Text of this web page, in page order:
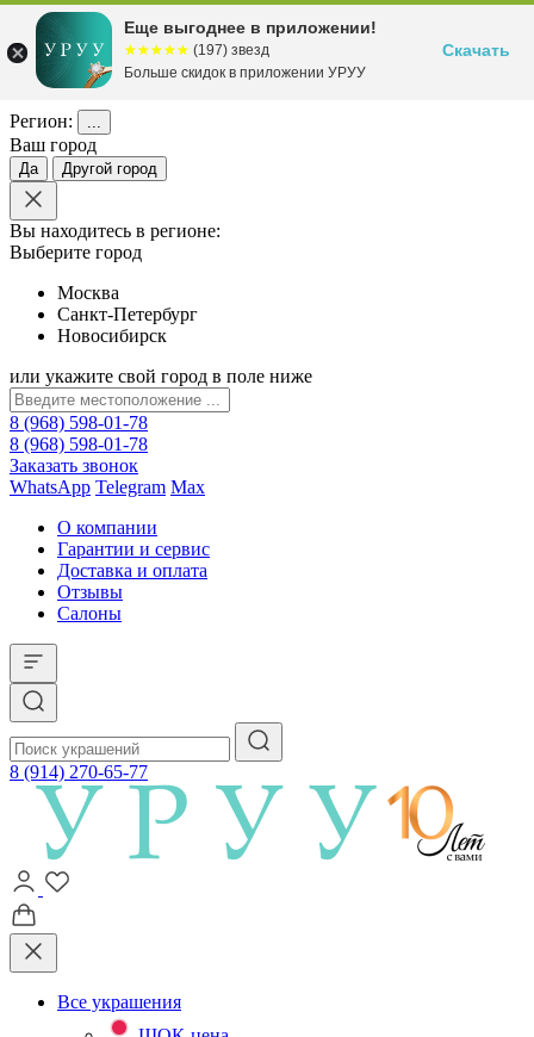
Регион: ...
Ваш город
Да Другой город
Вы находитесь в регионе:
Выберите город
Москва
Санкт-Петербург
Новосибирск
или укажите свой город в поле ниже
8 (968) 598-01-78
8 (968) 598-01-78
Заказать звонок
WhatsApp Telegram Max
О компании
Гарантии и сервис
Доставка и оплата
Отзывы
Салоны
8 (914) 270-65-77
Все украшения
Еще выгоднее в приложении!
☆☆☆☆☆
★★★★★ (197) звезд
Больше скидок в приложении УРУУ
Скачать